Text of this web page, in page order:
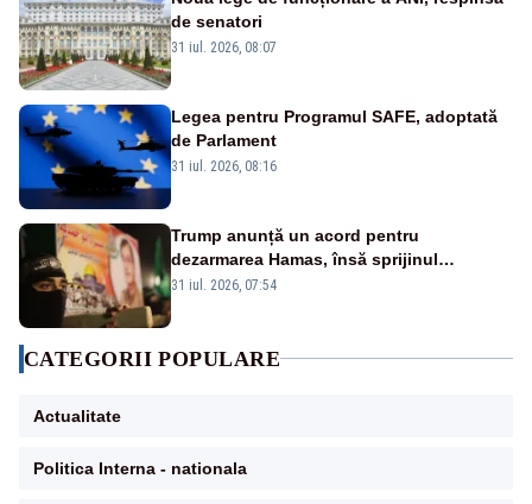
de senatori
31 iul. 2026, 08:07
Legea pentru Programul SAFE, adoptată
de Parlament
31 iul. 2026, 08:16
Trump anunță un acord pentru
dezarmarea Hamas, însă sprijinul
Israelului rămâne incert
31 iul. 2026, 07:54
CATEGORII POPULARE
Actualitate
Politica Interna - nationala